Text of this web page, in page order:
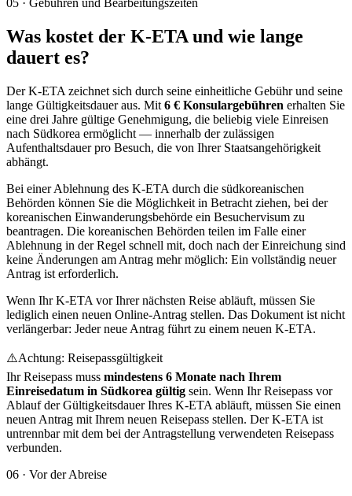
Was kostet der K-ETA und wie lange
dauert es?
Der K-ETA zeichnet sich durch seine einheitliche Gebühr und seine
lange Gültigkeitsdauer aus. Mit 6 € Konsulargebühren erhalten Sie
eine drei Jahre gültige Genehmigung, die beliebig viele Einreisen
nach Südkorea ermöglicht — innerhalb der zulässigen
Aufenthaltsdauer pro Besuch, die von Ihrer Staatsangehörigkeit
abhängt.
Bei einer Ablehnung des K-ETA durch die südkoreanischen
Behörden können Sie die Möglichkeit in Betracht ziehen, bei der
koreanischen Einwanderungsbehörde ein Besuchervisum zu
beantragen. Die koreanischen Behörden teilen im Falle einer
Ablehnung in der Regel schnell mit, doch nach der Einreichung sind
keine Änderungen am Antrag mehr möglich: Ein vollständig neuer
Antrag ist erforderlich.
Wenn Ihr K-ETA vor Ihrer nächsten Reise abläuft, müssen Sie
lediglich einen neuen Online-Antrag stellen. Das Dokument ist nicht
verlängerbar: Jeder neue Antrag führt zu einem neuen K-ETA.
⚠️Achtung: Reisepassgültigkeit
Ihr Reisepass muss mindestens 6 Monate nach Ihrem
Einreisedatum in Südkorea gültig sein. Wenn Ihr Reisepass vor
Ablauf der Gültigkeitsdauer Ihres K-ETA abläuft, müssen Sie einen
neuen Antrag mit Ihrem neuen Reisepass stellen. Der K-ETA ist
untrennbar mit dem bei der Antragstellung verwendeten Reisepass
verbunden.
06 · Vor der Abreise